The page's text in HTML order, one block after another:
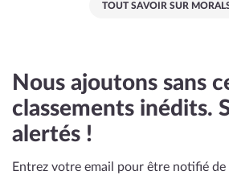
TOUT SAVOIR SUR
Nous ajoutons sans
classements inédits.
alertés !
Entrez votre email pour être notifié de